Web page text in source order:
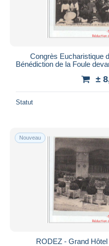
Congrès Eucharistique
Bénédiction de la Foule
±
Statut
Nouveau
RODEZ - Grand